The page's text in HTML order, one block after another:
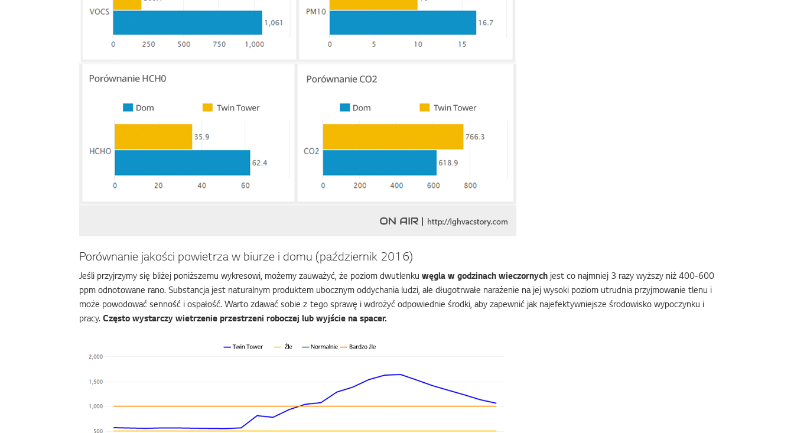
Porównanie jakości powietrza w biurze i domu (październik 2016)
Jeśli przyjrzymy się bliżej poniższemu wykresowi, możemy zauważyć, że poziom dwutlenkuwęgla w godzinach wieczornych jest co najmniej 3 razy wyższy niż 400-600
ppm odnotowane rano. Substancja jest naturalnym produktem ubocznym oddychania ludzi, ale długotrwałe narażenie na jej wysoki poziom utrudnia przyjmowanie tlenu i
może powodować senność i ospałość. Warto zdawać sobie z tego sprawę i wdrożyć odpowiednie środki, aby zapewnić jak najefektywniejsze środowisko wypoczynku i
pracy.Często wystarczy wietrzenie przestrzeni roboczej lub wyjście na spacer.